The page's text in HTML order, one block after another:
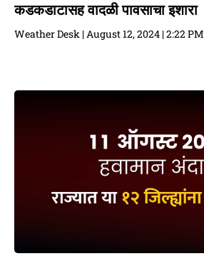
कडकडाटासह वादळी पावसाचा इशारा
Weather Desk August 12, 2024 2:22 PM